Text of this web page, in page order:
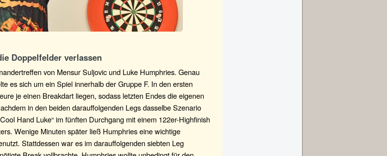
Doppelfelder verlassen
von Mensur Suljovic und Luke Humphries. Genau
es sich um ein Spiel innerhalb der Gruppe F. In den ersten
je einen Breakdart liegen, sodass letzten Endes die eigenen
in den beiden darauffolgenden Legs dasselbe Szenario
Hand Luke“ im fünften Durchgang mit einem 122er-Highfinish
Wenige Minuten später ließ Humphries eine wichtige
Stattdessen war es im darauffolgenden siebten Leg